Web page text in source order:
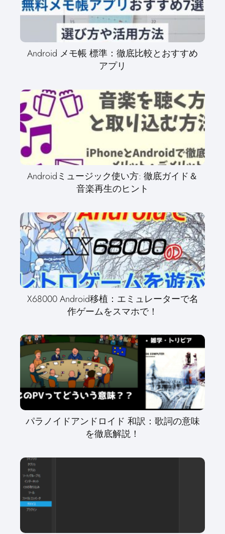
Android メモ帳 標準：徹底比較とおすすめ
アプリ
Androidミュージック使い方: 徹底ガイド＆
音楽再生のヒント
X68000 Android移植：エミュレーターで名
作ゲームをスマホで！
パラノイドアンドロイド 和訳：歌詞の意味
を徹底解説！